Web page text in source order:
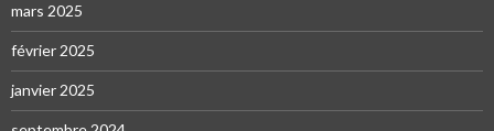
mars 2025
février 2025
janvier 2025